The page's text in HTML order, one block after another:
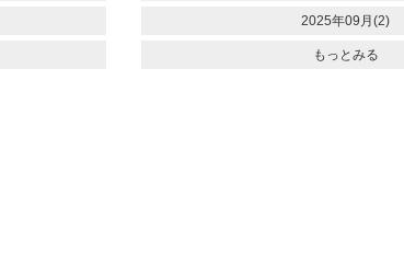
2025年09月(2)
もっとみる